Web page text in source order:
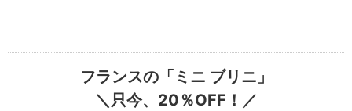
フランスの「ミニ ブリニ」
＼只今、20％OFF！／